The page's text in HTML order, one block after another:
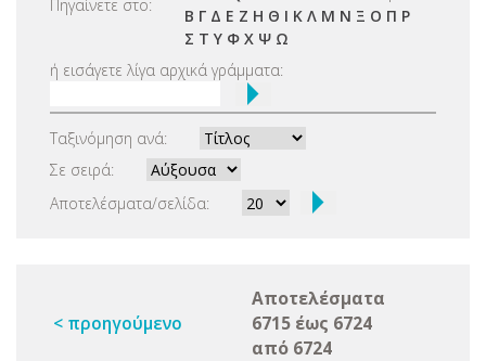
Πηγαίνετε στο:
Β Γ Δ Ε Ζ Η Θ Ι Κ Λ Μ Ν Ξ Ο Π Ρ
Σ Τ Υ Φ Χ Ψ Ω
ή εισάγετε λίγα αρχικά γράμματα:
Ταξινόμηση ανά:
Σε σειρά:
Αποτελέσματα/σελίδα:
< προηγούμενο
Αποτελέσματα
6715 έως 6724
από 6724